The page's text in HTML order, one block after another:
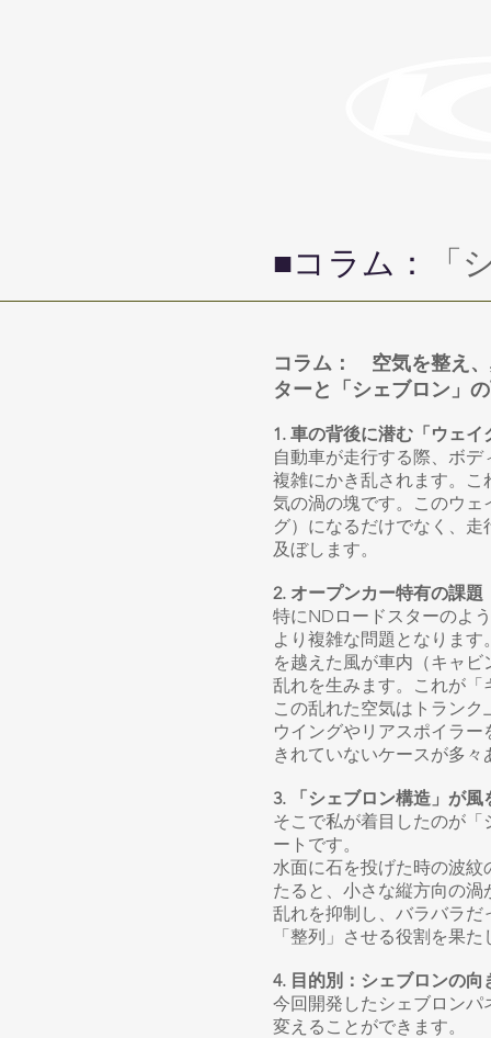
​■コラム： 「
コラム： 空気を整え
ターと「シェブロン」
1. 車の背後に潜む「ウェ
自動車が走行する際、ボ
複雑にかき乱されます。
気の渦の塊です。このウ
グ）になるだけでなく、
及ぼします。
2. オープンカー特有の課
特にNDロードスターのよ
より複雑な問題となりま
を越えた風が車内（キャ
乱れを生みます。これが
この乱れた空気はトラン
ウイングやリアスポイラ
きれていないケースが多々
3. 「シェブロン構造」が風
そこで私が着目したのが
ートです。
水面に石を投げた時の波
たると、小さな縦方向の
乱れを抑制し、バラバラ
「整列」させる役割を果た
4. 目的別：シェブロンの
今回開発したシェブロン
変えることができます。